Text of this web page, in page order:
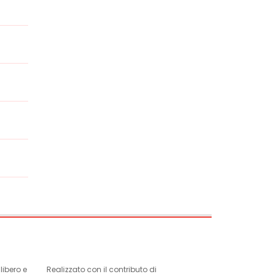
e Realizzato con il contributo di